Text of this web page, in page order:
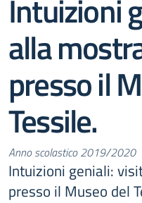
Intuizioni
alla
presso il
Tessile.
Anno scolastico 2019/2020
Intuizioni geniali:
presso il Museo del